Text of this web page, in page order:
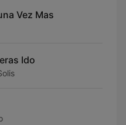
Vez Mas
Ido